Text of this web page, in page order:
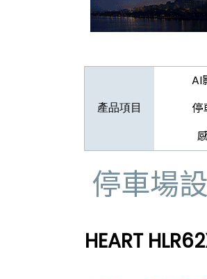
產品項目
AI
停
停車場
HEART